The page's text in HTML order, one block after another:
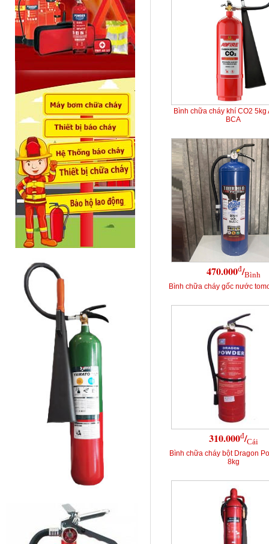
Bình chữa cháy khí CO2 5kg
BCA
470.000đ/Bình
Bình chữa cháy gốc nước
310.000đ/Cái
Bình chữa cháy bột Dragon
8kg